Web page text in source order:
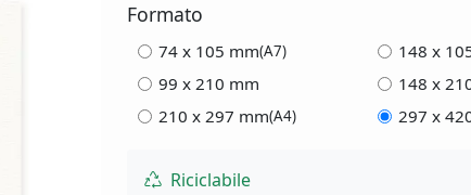
Formato
74 x 105 mm(A7) 148 x
99 x 210 mm 148 x
210 x 297 mm(A4) 297 x
Riciclabile